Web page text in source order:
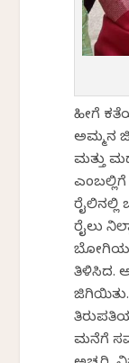
ಹೀಗೆ
ಅಮ್ಮನ
ಮತ್ತು
ರೈಲು
ತಿಳಿಸಿದ.
ಜಿಗಿಯಿತು.
ಮನೆಗೆ